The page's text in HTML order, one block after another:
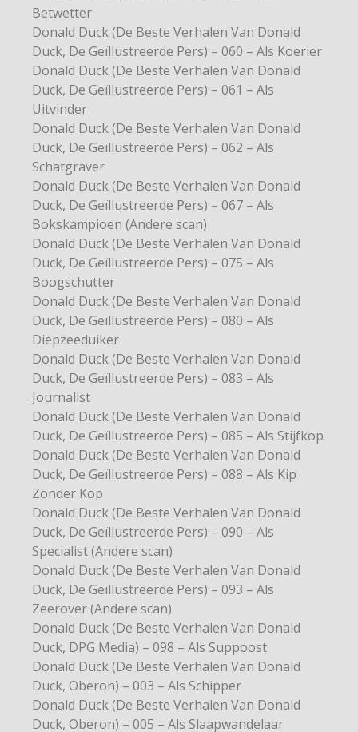
Betwetter
Donald Duck (De Beste Verhalen Van Donald
Duck, De Geïllustreerde Pers) – 060 – Als Koerier
Donald Duck (De Beste Verhalen Van Donald
Duck, De Geïllustreerde Pers) – 061 – Als
Uitvinder
Donald Duck (De Beste Verhalen Van Donald
Duck, De Geïllustreerde Pers) – 062 – Als
Schatgraver
Donald Duck (De Beste Verhalen Van Donald
Duck, De Geïllustreerde Pers) – 067 – Als
Bokskampioen (Andere scan)
Donald Duck (De Beste Verhalen Van Donald
Duck, De Geïllustreerde Pers) – 075 – Als
Boogschutter
Donald Duck (De Beste Verhalen Van Donald
Duck, De Geïllustreerde Pers) – 080 – Als
Diepzeeduiker
Donald Duck (De Beste Verhalen Van Donald
Duck, De Geïllustreerde Pers) – 083 – Als
Journalist
Donald Duck (De Beste Verhalen Van Donald
Duck, De Geïllustreerde Pers) – 085 – Als Stijfkop
Donald Duck (De Beste Verhalen Van Donald
Duck, De Geïllustreerde Pers) – 088 – Als Kip
Zonder Kop
Donald Duck (De Beste Verhalen Van Donald
Duck, De Geïllustreerde Pers) – 090 – Als
Specialist (Andere scan)
Donald Duck (De Beste Verhalen Van Donald
Duck, De Geïllustreerde Pers) – 093 – Als
Zeerover (Andere scan)
Donald Duck (De Beste Verhalen Van Donald
Duck, DPG Media) – 098 – Als Suppoost
Donald Duck (De Beste Verhalen Van Donald
Duck, Oberon) – 003 – Als Schipper
Donald Duck (De Beste Verhalen Van Donald
Duck, Oberon) – 005 – Als Slaapwandelaar